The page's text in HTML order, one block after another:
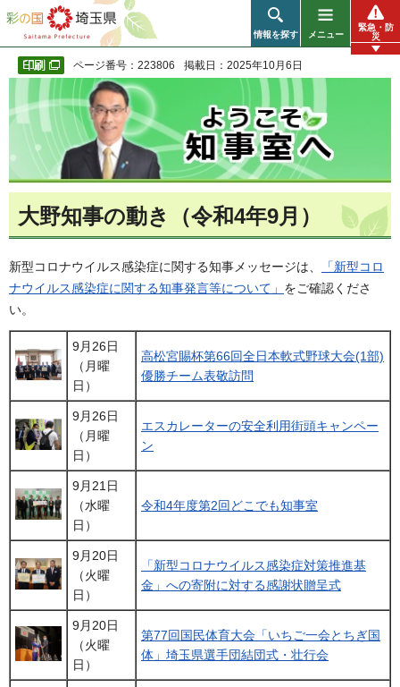
彩の国 埼玉県
情報を探す メニュー
緊急・防
災
ページ番号：223806 掲載日：2025年10月6日
大野知事の動き（令和4年9月）
新型コロナウイルス感染症に関する知事メッセージは、
「新型コロ
ナウイルス感染症に関する知事発言等について」 をご確認くださ
い。
9月26日
（月曜
日）
高松宮賜杯第66回全日本軟式野球大会(1部)
優勝チーム表敬訪問
9月26日
（月曜
日）
エスカレーターの安全利用街頭キャンペー
ン
9月21日
（水曜
日）
令和4年度第2回どこでも知事室
9月20日
（火曜
日）
「新型コロナウイルス感染症対策推進基
金」への寄附に対する感謝状贈呈式
9月20日
（火曜
日）
第77回国民体育大会「いちご一会とちぎ国
体」埼玉県選手団結団式・壮行会